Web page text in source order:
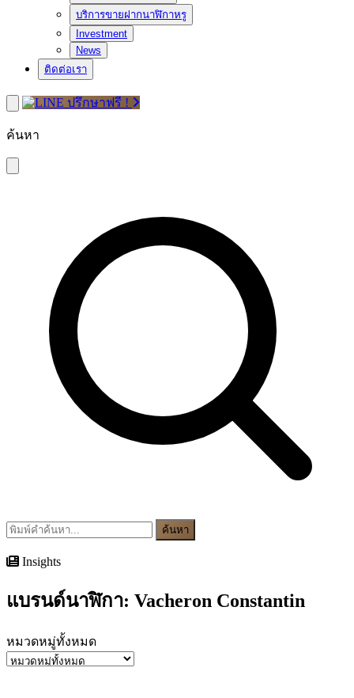
บริการขายฝากนาฬิกาหรู
Investment
News
ติดต่อเรา
ปรึกษาฟรี !
ค้นหา
ค้นหา
Insights
แบรนด์นาฬิกา: Vacheron Constantin
หมวดหมู่ทั้งหมด